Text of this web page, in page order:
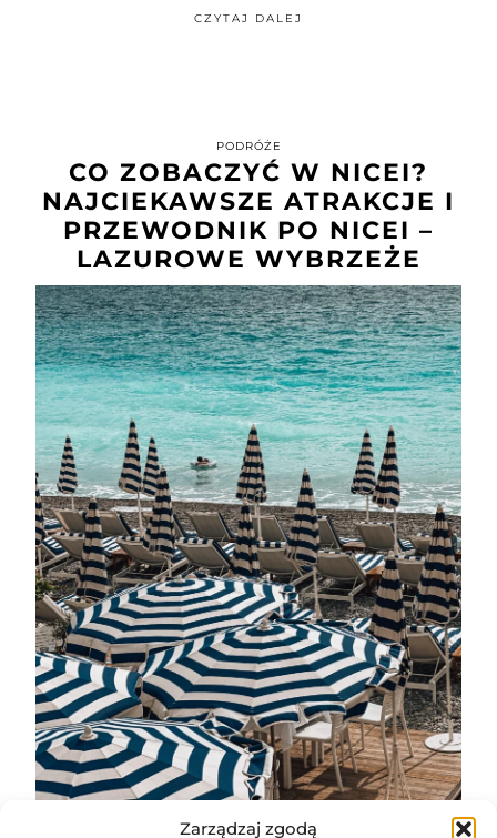
Zarządzaj zgodą
CZYTAJ DALEJ
PODRÓŻE
CO ZOBACZYĆ W NICEI?
NAJCIEKAWSZE ATRAKCJE I
PRZEWODNIK PO NICEI –
LAZUROWE WYBRZEŻE